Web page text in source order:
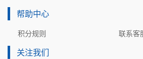
帮助中心
积分规则 联系客
关注我们